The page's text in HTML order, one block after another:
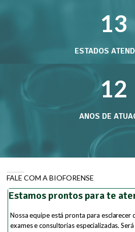
16
ESTADOS
15
ANOS DE
FALE COM A BIOFORENSE
Estamos prontos para te
Nossa equipe está pronta para esclarecer
exames e consultorias especializadas.